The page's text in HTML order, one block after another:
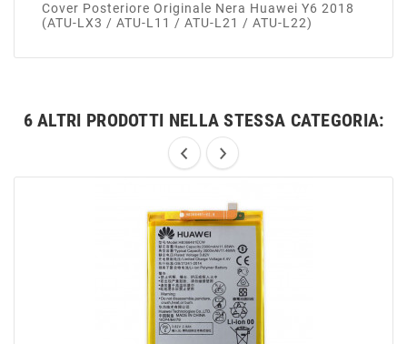
Cover Posteriore Originale Nera Huawei Y6 2018
(ATU-LX3 / ATU-L11 / ATU-L21 / ATU-L22)
6 ALTRI PRODOTTI NELLA STESSA CATEGORIA: